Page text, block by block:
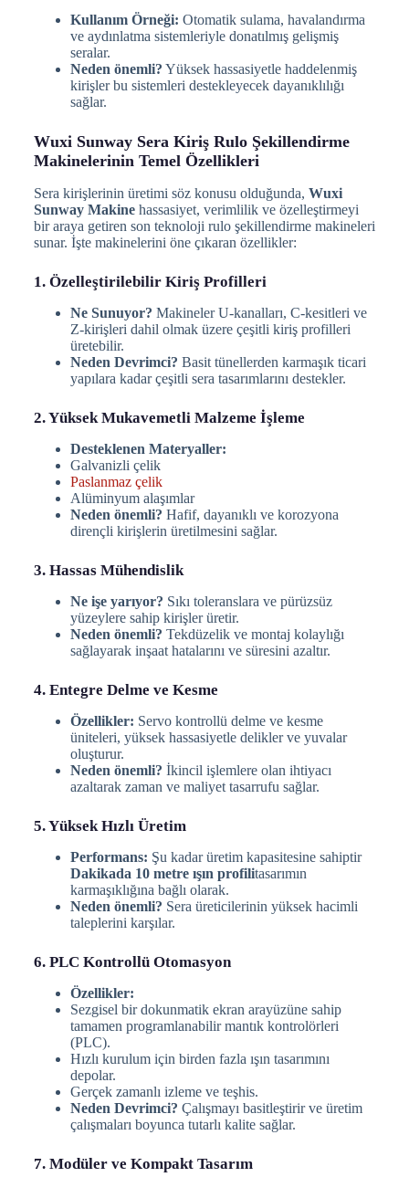
Kullanım Örneği: Otomatik sulama, havalandırma
ve aydınlatma sistemleriyle donatılmış gelişmiş
seralar.
Neden önemli? Yüksek hassasiyetle haddelenmiş
kirişler bu sistemleri destekleyecek dayanıklılığı
sağlar.
Wuxi Sunway Sera Kiriş Rulo Şekillendirme
Makinelerinin Temel Özellikleri
Sera kirişlerinin üretimi söz konusu olduğunda, Wuxi
Sunway Makinehassasiyet, verimlilik ve özelleştirmeyi
bir araya getiren son teknoloji rulo şekillendirme makineleri
sunar. İşte makinelerini öne çıkaran özellikler:
1. Özelleştirilebilir Kiriş Profilleri
Ne Sunuyor? Makineler U-kanalları, C-kesitleri ve
Z-kirişleri dahil olmak üzere çeşitli kiriş profilleri
üretebilir.
Neden Devrimci? Basit tünellerden karmaşık ticari
yapılara kadar çeşitli sera tasarımlarını destekler.
2. Yüksek Mukavemetli Malzeme İşleme
Desteklenen Materyaller:
Galvanizli çelik
Paslanmaz çelik
Alüminyum alaşımlar
Neden önemli? Hafif, dayanıklı ve korozyona
dirençli kirişlerin üretilmesini sağlar.
3. Hassas Mühendislik
Ne işe yarıyor? Sıkı toleranslara ve pürüzsüz
yüzeylere sahip kirişler üretir.
Neden önemli? Tekdüzelik ve montaj kolaylığı
sağlayarak inşaat hatalarını ve süresini azaltır.
4. Entegre Delme ve Kesme
Özellikler: Servo kontrollü delme ve kesme
üniteleri, yüksek hassasiyetle delikler ve yuvalar
oluşturur.
Neden önemli? İkincil işlemlere olan ihtiyacı
azaltarak zaman ve maliyet tasarrufu sağlar.
5. Yüksek Hızlı Üretim
Performans: Şu kadar üretim kapasitesine sahiptir
Dakikada 10 metre ışın profilitasarımın
karmaşıklığına bağlı olarak.
Neden önemli? Sera üreticilerinin yüksek hacimli
taleplerini karşılar.
6. PLC Kontrollü Otomasyon
Özellikler:
Sezgisel bir dokunmatik ekran arayüzüne sahip
tamamen programlanabilir mantık kontrolörleri
(PLC).
Hızlı kurulum için birden fazla ışın tasarımını
depolar.
Gerçek zamanlı izleme ve teşhis.
Neden Devrimci? Çalışmayı basitleştirir ve üretim
çalışmaları boyunca tutarlı kalite sağlar.
7. Modüler ve Kompakt Tasarım